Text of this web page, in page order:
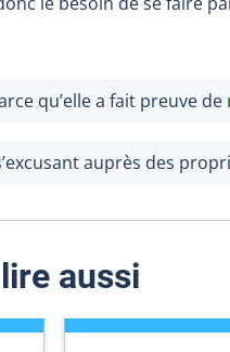
qu’elle a fait preuve de
auprès des
aussi